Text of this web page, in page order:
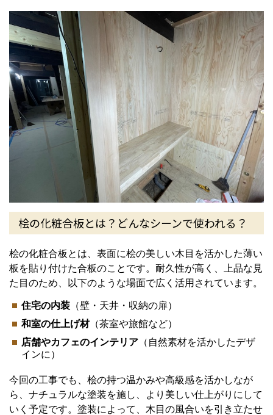
桧の化粧合板とは？どんなシーンで使われる？
桧の化粧合板とは、表面に桧の美しい木目を活かした薄い
板を貼り付けた合板のことです。耐久性が高く、上品な見
た目のため、以下のような場面で広く活用されています。
住宅の内装 （壁・天井・収納の扉）
和室の仕上げ材（茶室や旅館など）
店舗やカフェのインテリア （自然素材を活かしたデザ
インに）
今回の工事でも、桧の持つ温かみや高級感を活かしなが
ら、ナチュラルな塗装を施し、より美しい仕上がりにして
いく予定です。塗装によって、木目の風合いを引き立たせ